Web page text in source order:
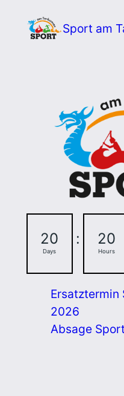
Inhalt
Sport am
20
Days
: 20
Hours
Ersatztermin
2026
Absage